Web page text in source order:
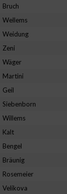
Bruch
Wellems
Weidung
Zeni
Wäger
Martini
Geil
Siebenborn
Willems
Kalt
Bengel
Bräunig
Rosemeier
Velikova